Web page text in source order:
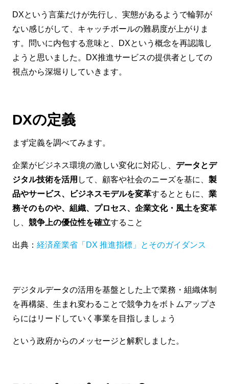
DXという言葉だけが先行し、実態があるようで輪郭が
ない感じがして、キャッチボールの難易度が上がりま
す。問いに内包する意味と、DXという概念を再認識し
ようと思いました。DX推進サービスの提供者としての
視点から深堀りしていきます。
DXの定義
まず定義を調べてみます。
企業がビジネス環境の激しい変化に対応し、 データとデ
ジタル技術を活用 して、顧客や社会のニーズを基に、 製
品やサービス、ビジネスモデルを変革するとともに、 業
務そのものや、組織、プロセス、企業文化・風土を変革
し、 競争上の優位性を確立すること
出典： 経済産業省「DX 推進指標」とそのガイダンス
デジタルデータの活用を基盤とした上で業務・組織体制
を再構築、生まれ変わることで競争力をボトムアップさ
らにはリードしていく事業を目指しましょう
という政府からのメッセージと解釈しました。